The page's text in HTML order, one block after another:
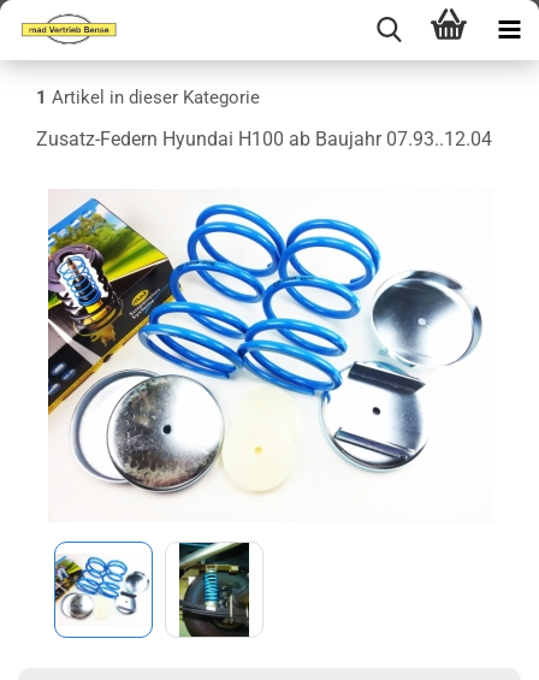
1 Artikel in dieser Kategorie
Zusatz-Federn Hyundai H100 ab Baujahr 07.93..12.04